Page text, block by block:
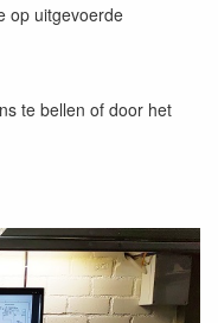
op uitgevoerde
te bellen of door het